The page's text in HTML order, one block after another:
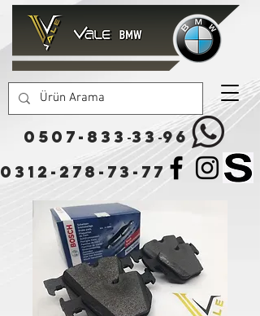
0507-833 -33-96
0312-278-73-77